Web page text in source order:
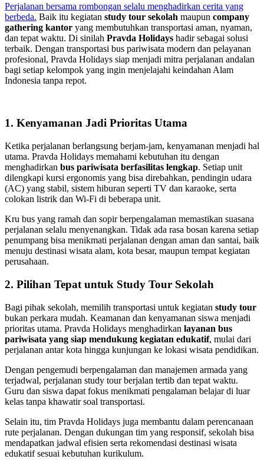
Perjalanan bersama rombongan selalu menghadirkan cerita yang
berbeda. Baik itu kegiatan study tour sekolah maupun company
gathering kantor yang membutuhkan transportasi aman, nyaman,
dan tepat waktu. Di sinilah Pravda Holidays hadir sebagai solusi
terbaik. Dengan transportasi bus pariwisata modern dan pelayanan
profesional, Pravda Holidays siap menjadi mitra perjalanan andalan
bagi setiap kelompok yang ingin menjelajahi keindahan Alam
Indonesia tanpa repot.
1. Kenyamanan Jadi Prioritas Utama
Ketika perjalanan berlangsung berjam-jam, kenyamanan menjadi hal
utama. Pravda Holidays memahami kebutuhan itu dengan
menghadirkan bus pariwisata berfasilitas lengkap. Setiap unit
dilengkapi kursi ergonomis yang bisa direbahkan, pendingin udara
(AC) yang stabil, sistem hiburan seperti TV dan karaoke, serta
colokan listrik dan Wi-Fi di beberapa unit.
Kru bus yang ramah dan sopir berpengalaman memastikan suasana
perjalanan selalu menyenangkan. Tidak ada rasa bosan karena setiap
penumpang bisa menikmati perjalanan dengan aman dan santai, baik
menuju destinasi wisata alam, kota besar, maupun tempat kegiatan
perusahaan.
2. Pilihan Tepat untuk Study Tour Sekolah
Bagi pihak sekolah, memilih transportasi untuk kegiatan study tour
bukan perkara mudah. Keamanan dan kenyamanan siswa menjadi
prioritas utama. Pravda Holidays menghadirkan layanan bus
pariwisata yang siap mendukung kegiatan edukatif, mulai dari
perjalanan antar kota hingga kunjungan ke lokasi wisata pendidikan.
Dengan pengemudi berpengalaman dan manajemen armada yang
terjadwal, perjalanan study tour berjalan tertib dan tepat waktu.
Guru dan siswa dapat fokus menikmati pengalaman belajar di luar
kelas tanpa khawatir soal transportasi.
Selain itu, tim Pravda Holidays juga membantu dalam perencanaan
rute perjalanan. Dengan dukungan tim yang responsif, sekolah bisa
mendapatkan jadwal efisien serta rekomendasi destinasi wisata
edukatif sesuai kebutuhan kurikulum.